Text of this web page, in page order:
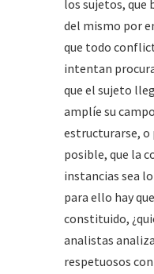
los sujetos, que
del mismo por
que todo
intentan
que el sujeto
amplíe su
estructurarse, o
posible, que la
instancias sea
para ello hay
constituido,
analistas
respetuosos